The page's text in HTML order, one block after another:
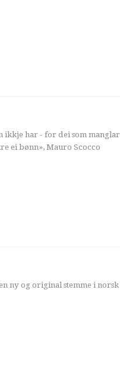
ikkje har - for dei som
ei bønn», Mauro Scocco
ny og original stemme i norsk